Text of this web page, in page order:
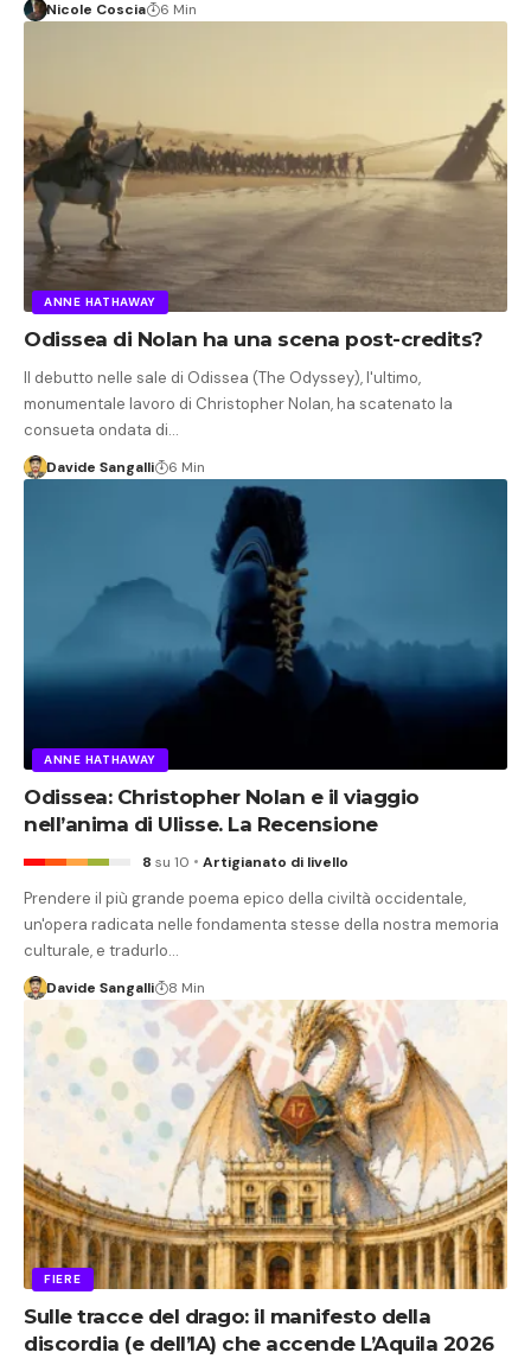
Nicole Coscia 6 Min
ANNE HATHAWAY
Odissea di Nolan ha una scena post-credits?
Il debutto nelle sale di Odissea (The Odyssey), l'ultimo,
monumentale lavoro di Christopher Nolan, ha scatenato la
consueta ondata di…
Davide Sangalli 6 Min
ANNE HATHAWAY
Odissea: Christopher Nolan e il viaggio
nell’anima di Ulisse. La Recensione
8 su 10 Artigianato di livello
Prendere il più grande poema epico della civiltà occidentale,
un'opera radicata nelle fondamenta stesse della nostra memoria
culturale, e tradurlo…
Davide Sangalli 8 Min
FIERE
Sulle tracce del drago: il manifesto della
discordia (e dell’IA) che accende L’Aquila 2026